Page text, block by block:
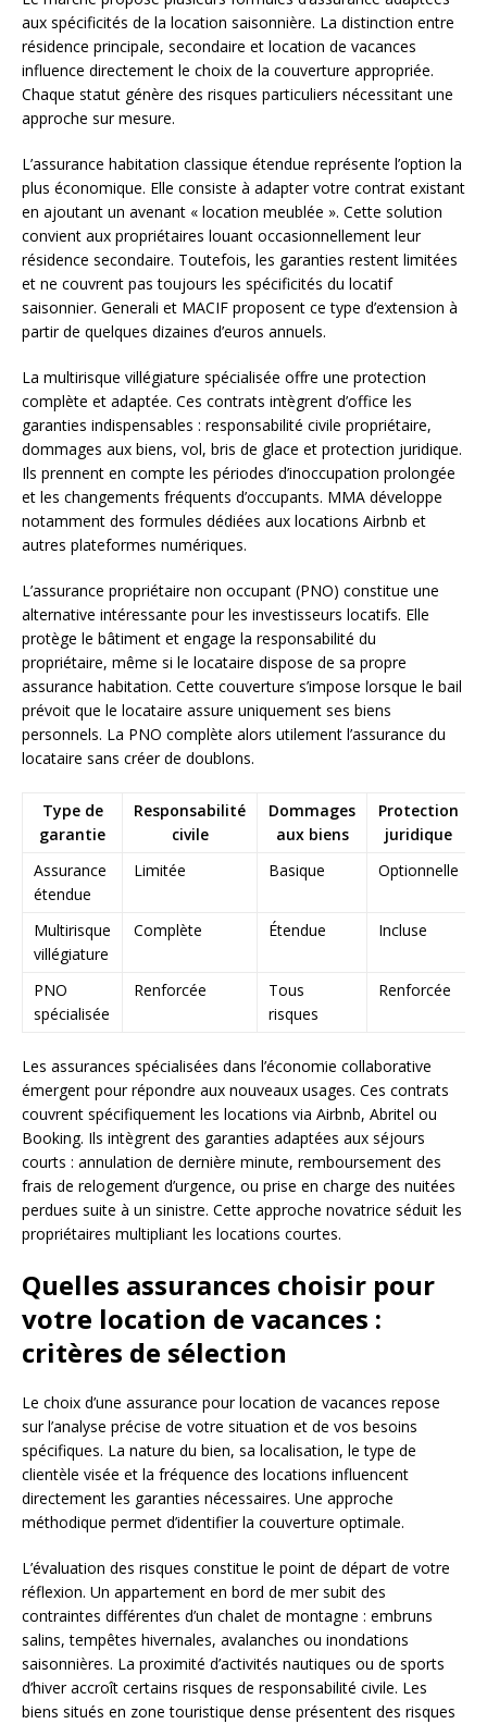
aux spécificités de la location saisonnière. La distinction entre
résidence principale, secondaire et location de vacances
influence directement le choix de la couverture appropriée.
Chaque statut génère des risques particuliers nécessitant une
approche sur mesure.
L’assurance habitation classique étendue représente l’option la
plus économique. Elle consiste à adapter votre contrat existant
en ajoutant un avenant « location meublée ». Cette solution
convient aux propriétaires louant occasionnellement leur
résidence secondaire. Toutefois, les garanties restent limitées
et ne couvrent pas toujours les spécificités du locatif
saisonnier. Generali et MACIF proposent ce type d’extension à
partir de quelques dizaines d’euros annuels.
La multirisque villégiature spécialisée offre une protection
complète et adaptée. Ces contrats intègrent d’office les
garanties indispensables : responsabilité civile propriétaire,
dommages aux biens, vol, bris de glace et protection juridique.
Ils prennent en compte les périodes d’inoccupation prolongée
et les changements fréquents d’occupants. MMA développe
notamment des formules dédiées aux locations Airbnb et
autres plateformes numériques.
L’assurance propriétaire non occupant (PNO) constitue une
alternative intéressante pour les investisseurs locatifs. Elle
protège le bâtiment et engage la responsabilité du
propriétaire, même si le locataire dispose de sa propre
assurance habitation. Cette couverture s’impose lorsque le bail
prévoit que le locataire assure uniquement ses biens
personnels. La PNO complète alors utilement l’assurance du
locataire sans créer de doublons.
Type de
garantie
Responsabilité
civile
Dommages
aux biens
Protection
juridique
Assurance
étendue
Limitée Basique Optionnelle
Multirisque
villégiature
Complète Étendue Incluse
PNO
spécialisée
Renforcée
Tous
risques
Renforcée
Les assurances spécialisées dans l’économie collaborative
émergent pour répondre aux nouveaux usages. Ces contrats
couvrent spécifiquement les locations via Airbnb, Abritel ou
Booking. Ils intègrent des garanties adaptées aux séjours
courts : annulation de dernière minute, remboursement des
frais de relogement d’urgence, ou prise en charge des nuitées
perdues suite à un sinistre. Cette approche novatrice séduit les
propriétaires multipliant les locations courtes.
Quelles assurances choisir pour
votre location de vacances :
critères de sélection
Le choix d’une assurance pour location de vacances repose
sur l’analyse précise de votre situation et de vos besoins
spécifiques. La nature du bien, sa localisation, le type de
clientèle visée et la fréquence des locations influencent
directement les garanties nécessaires. Une approche
méthodique permet d’identifier la couverture optimale.
L’évaluation des risques constitue le point de départ de votre
réflexion. Un appartement en bord de mer subit des
contraintes différentes d’un chalet de montagne : embruns
salins, tempêtes hivernales, avalanches ou inondations
saisonnières. La proximité d’activités nautiques ou de sports
d’hiver accroît certains risques de responsabilité civile. Les
biens situés en zone touristique dense présentent des risques